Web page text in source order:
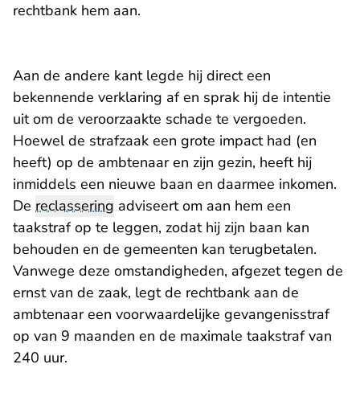
rechtbank hem aan.
Aan de andere kant legde hij direct een
bekennende verklaring af en sprak hij de intentie
uit om de veroorzaakte schade te vergoeden.
Hoewel de strafzaak een grote impact had (en
heeft) op de ambtenaar en zijn gezin, heeft hij
inmiddels een nieuwe baan en daarmee inkomen.
De reclassering adviseert om aan hem een
taakstraf op te leggen, zodat hij zijn baan kan
behouden en de gemeenten kan terugbetalen.
Vanwege deze omstandigheden, afgezet tegen de
ernst van de zaak, legt de rechtbank aan de
ambtenaar een voorwaardelijke gevangenisstraf
op van 9 maanden en de maximale taakstraf van
240 uur.